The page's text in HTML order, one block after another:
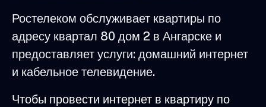
Ростелеком обслуживает квартиры по
адресу квартал 80 дом 2 в Ангарске и
предоставляет услуги: домашний интернет
и кабельное телевидение.
Чтобы провести интернет в квартиру по